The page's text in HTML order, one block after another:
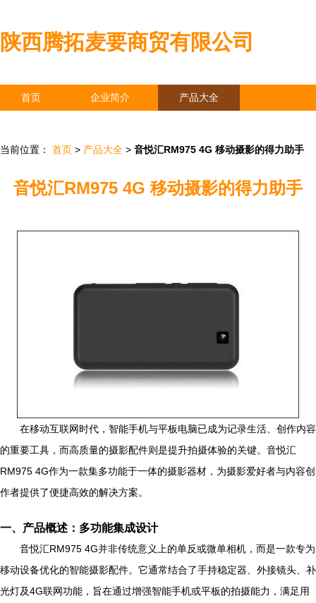
陕西腾拓麦要商贸有限公司
首页 企业简介 产品大全
当前位置： 首页 > 产品大全 > 音悦汇RM975 4G 移动摄影的得力助手
音悦汇RM975 4G 移动摄影的得力助手
在移动互联网时代，智能手机与平板电脑已成为记录生活、创作内容
的重要工具，而高质量的摄影配件则是提升拍摄体验的关键。音悦汇
RM975 4G作为一款集多功能于一体的摄影器材，为摄影爱好者与内容创
作者提供了便捷高效的解决方案。
一、产品概述：多功能集成设计
音悦汇RM975 4G并非传统意义上的单反或微单相机，而是一款专为
移动设备优化的智能摄影配件。它通常结合了手持稳定器、外接镜头、补
光灯及4G联网功能，旨在通过增强智能手机或平板的拍摄能力，满足用